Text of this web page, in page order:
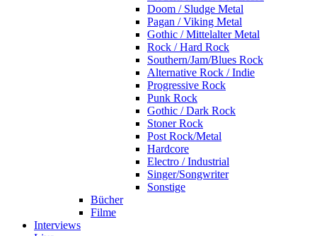
Doom / Sludge Metal
Pagan / Viking Metal
Gothic / Mittelalter Metal
Rock / Hard Rock
Southern/Jam/Blues Rock
Alternative Rock / Indie
Progressive Rock
Punk Rock
Gothic / Dark Rock
Stoner Rock
Post Rock/Metal
Hardcore
Electro / Industrial
Singer/Songwriter
Sonstige
Bücher
Filme
Interviews